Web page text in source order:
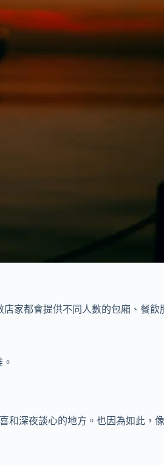
家都會提供不同人數的包廂、餐
和深夜談心的地方。也因為如此，像